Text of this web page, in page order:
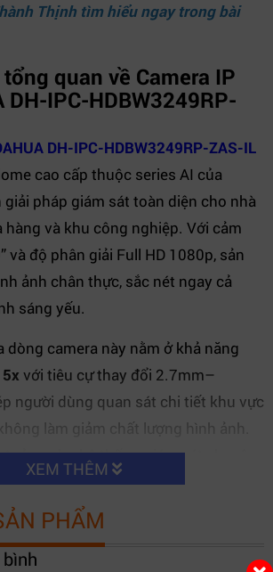
Thịnh tìm hiểu ngay trong bài
quan về Camera IP
DH-IPC-HDBW3249RP-
DH-IPC-HDBW3249RP-ZAS-IL
cao cấp thuộc series AI của
giải pháp giám sát toàn diện cho nhà
hàng và khu công nghiệp. Với cảm
và độ phân giải Full HD 1080p, sản
ảnh chân thực, sắc nét ngay cả
sáng yếu.
dòng camera này nằm ở khả năng
với tiêu cự thay đổi 2.7mm–
người dùng quan sát chi tiết khu vực
làm giảm chất lượng hình ảnh.
tưởng cho hệ thống giám sát chuyên
độ rõ và độ chính xác cao.
XEM THÊM
PHẨM